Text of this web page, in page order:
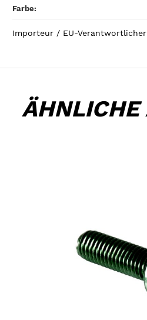
Farbe‍:
Importeur / EU-Verantwortlicher
ÄHNLICHE